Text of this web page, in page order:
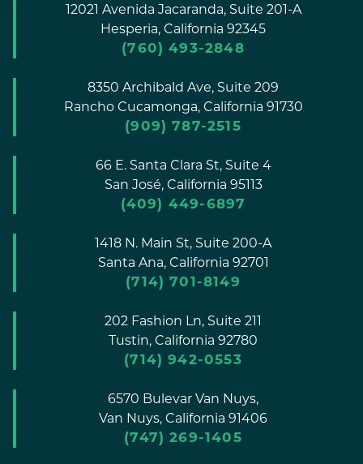
12021 Avenida Jacaranda, Suite 201-A
Hesperia, California 92345
(760) 493-2848
8350 Archibald Ave, Suite 209
Rancho Cucamonga, California 91730
(909) 787-2515
66 E. Santa Clara St, Suite 4
San José, California 95113
(409) 449-6897
1418 N. Main St, Suite 200-A
Santa Ana, California 92701
(714) 701-8149
202 Fashion Ln, Suite 211
Tustin, California 92780
(714) 942-0553
6570 Bulevar Van Nuys,
Van Nuys, California 91406
(747) 269-1405